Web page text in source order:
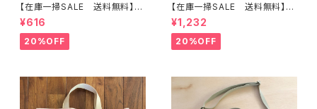
【在庫一掃SALE 送料無料】も
こもこ水筒肩ひもカバー【はたら
く】 ★KS.10111314151617181
9 車 男の子 飛行機 くる
ま ｜通園通学用のかわいい巾
¥616
20%OFF
【在庫一掃SALE 送料無料】再
販/上靴入れ☆27×22マチ6cm
☆【ピーチ柄】 ★US.49 上履き
袋 上靴袋 桃 キルティング 裏
地付き ｜通園通学用のかわい
¥1,232
20%OFF